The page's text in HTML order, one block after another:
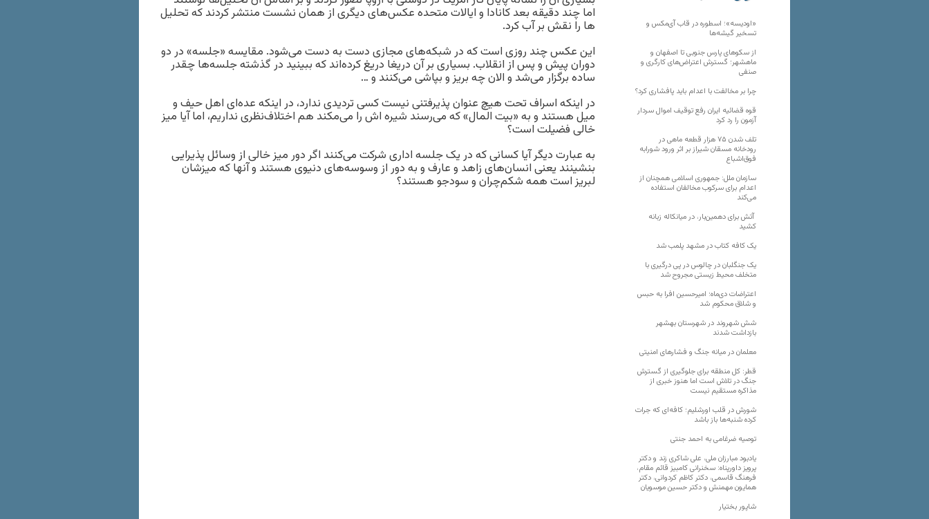
اما چند دقیقه بعد کانادا و ایالات متحده عکس‌های دیگری از همان نشست منتشر کردند که تحلیل
ها را نقش بر آب کرد.
این عکس چند روزی است که در شبکه‌های مجازی دست به دست می‌شود. مقایسه «جلسه» در دو
دوران پیش و پس از انقلاب. بسیاری بر آن دریغا دریغ کرده‌اند که ببینید در گذشته جلسه‌ها چقدر
ساده برگزار می‌شد و الان چه بریز و بپاشی می‌کنند و …
در اینکه اسراف تحت هیچ عنوان پذیرفتنی نیست کسی تردیدی ندارد، در اینکه عده‌ای اهل حیف و
میل هستند و به «بیت المال» که می‌رسند شیره اش را می‌مکند هم اختلاف‌نظری نداریم، اما آیا میز
خالی فضیلت است؟
به عبارت دیگر آیا کسانی که در یک جلسه اداری شرکت می‌کنند اگر دور میز خالی از وسائل پذیرایی
بنشینند یعنی انسان‌های زاهد و عارف و به دور از وسوسه‌های دنیوی هستند و آنها که میزشان
لبریز است همه شکم‌چران و سودجو هستند؟
«اودیسه»؛ اسطوره در قاب آی‌مکس و
تسخیر گیشه‌ها
از سکوهای پارس جنوبی تا اصفهان و
ماهشهر؛ گسترش اعتراض‌های کارگری و
صنفی
چرا بر مخالفت با اعدام باید پافشاری کرد؟
قوه قضائیه ایران رفع توقیف اموال سردار
آزمون را رد کرد
تلف شدن ۷۵ هزار قطعه ماهی در
رودخانه مسقان شیراز بر اثر ورود شورابه
فوق‌اشباع
سازمان ملل: جمهوری اسلامی همچنان از
اعدام برای سرکوب مخالفان استفاده
می‌کند
آتش برای دهمین‌بار، در میانکاله زبانه
کشید
یک کافه کتاب در مشهد پلمب شد
یک جنگلبان در چالوس در پی درگیری با
متخلف محیط زیستی مجروح شد
اعتراضات دی‌ماه؛ امیرحسین افرا به حبس
و شلاق محکوم شد
شش شهروند در شهرستان بهشهر
بازداشت شدند
معلمان در میانه جنگ و فشارهای امنیتی
قطر: کل منطقه برای جلوگیری از گسترش
جنگ در تلاش است اما هنوز خبری از
مذاکره مستقیم نیست
شورش در قلب اورشلیم؛ کافه‌ای که جرات
کرده شنبه‌ها باز باشد
توصیه ضرغامی به احمد جنتی
یادبود مبارزان ملی، علی شاکری زند و دکتر
پرویز داورپناه: سخنرانی کامبیز قائم مقام،
فرهنگ قاسمی، دکتر کاظم کردوانی، دکتر
همایون مهمنش و دکتر حسین موسویان
شاپور بختیار